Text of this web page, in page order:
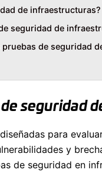
de infraestructuras?
seguridad de
de seguridad
seguridad
para
y
de seguridad en